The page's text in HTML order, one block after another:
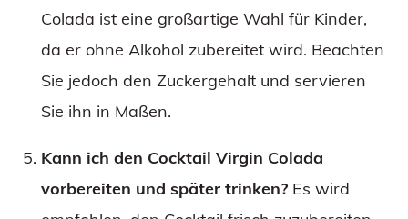
Colada ist eine großartige Wahl für Kinder,
da er ohne Alkohol zubereitet wird. Beachten
Sie jedoch den Zuckergehalt und servieren
Sie ihn in Maßen.
Kann ich den Cocktail Virgin Colada
vorbereiten und später trinken? Es wird